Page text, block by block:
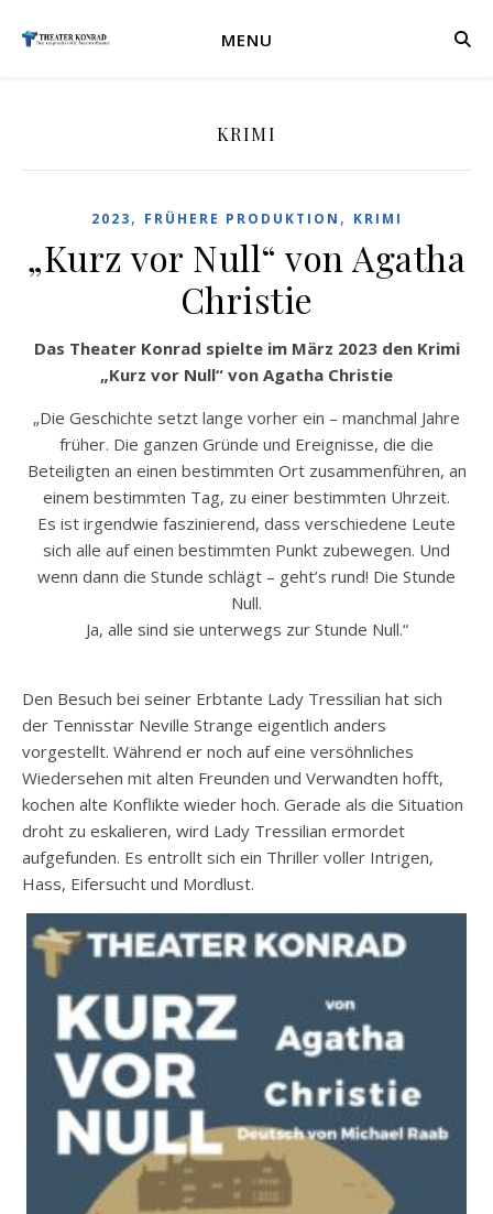
MENU
KRIMI
2023, FRÜHERE PRODUKTION , KRIMI
„Kurz vor Null“ von Agatha
Christie
Das Theater Konrad spielte im März 2023 den Krimi
„Kurz vor Null“ von Agatha Christie
„Die Geschichte setzt lange vorher ein – manchmal Jahre
früher. Die ganzen Gründe und Ereignisse, die die
Beteiligten an einen bestimmten Ort zusammenführen, an
einem bestimmten Tag, zu einer bestimmten Uhrzeit.
Es ist irgendwie faszinierend, dass verschiedene Leute
sich alle auf einen bestimmten Punkt zubewegen. Und
wenn dann die Stunde schlägt – geht’s rund! Die Stunde
Null.
Ja, alle sind sie unterwegs zur Stunde Null.“
Den Besuch bei seiner Erbtante Lady Tressilian hat sich
der Tennisstar Neville Strange eigentlich anders
vorgestellt. Während er noch auf eine versöhnliches
Wiedersehen mit alten Freunden und Verwandten hofft,
kochen alte Konflikte wieder hoch. Gerade als die Situation
droht zu eskalieren, wird Lady Tressilian ermordet
aufgefunden. Es entrollt sich ein Thriller voller Intrigen,
Hass, Eifersucht und Mordlust.